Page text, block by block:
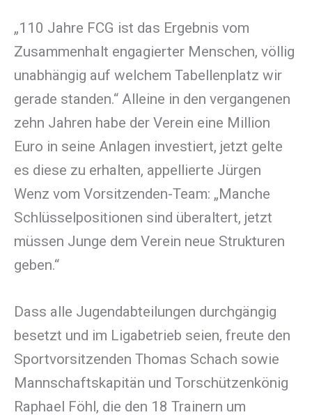
„110 Jahre FCG ist das Ergebnis vom
Zusammenhalt engagierter Menschen, völlig
unabhängig auf welchem Tabellenplatz wir
gerade standen.“ Alleine in den vergangenen
zehn Jahren habe der Verein eine Million
Euro in seine Anlagen investiert, jetzt gelte
es diese zu erhalten, appellierte Jürgen
Wenz vom Vorsitzenden-Team: „Manche
Schlüsselpositionen sind überaltert, jetzt
müssen Junge dem Verein neue Strukturen
geben.“
Dass alle Jugendabteilungen durchgängig
besetzt und im Ligabetrieb seien, freute den
Sportvorsitzenden Thomas Schach sowie
Mannschaftskapitän und Torschützenkönig
Raphael Föhl, die den 18 Trainern um